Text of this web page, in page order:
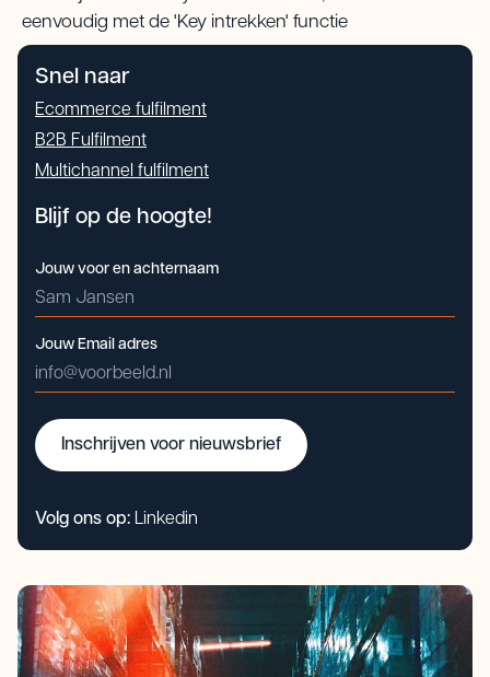
eenvoudig met de 'Key intrekken' functie
Snel naar
Ecommerce fulfilment
B2B Fulfilment
Multichannel fulfilment
Blijf op de hoogte!
Jouw voor en achternaam
Jouw Email adres
Inschrijven voor nieuwsbrief
Inschrijven voor nieuwsbrief
Volg ons op: Linkedin